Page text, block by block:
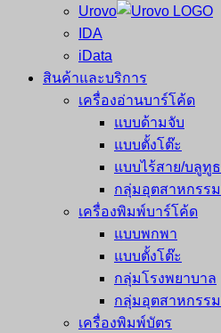
Urovo
IDA
iData
สินค้าและบริการ
เครื่องอ่านบาร์โค้ด
แบบด้ามจับ
แบบตั้งโต๊ะ
แบบไร้สาย/บลูทูธ
กลุ่มอุตสาหกรรม
เครื่องพิมพ์บาร์โค้ด
แบบพกพา
แบบตั้งโต๊ะ
กลุ่มโรงพยาบาล
กลุ่มอุตสาหกรรม
เครื่องพิมพ์บัตร